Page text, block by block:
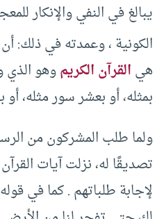
يبالغ في النفي والإنكار
الكونية ، وعمدته في ذلك:
هيالقرآن الكريموهو الذي
بمثله، أو بعشر سور مثله،
ولما طلب المشركون من
تصديقًا له، نزلت آيات
لإجابة طلباتهم . كما في